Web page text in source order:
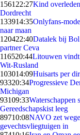
1561 22:27Kind
Dordrecht
133914:35Onlyfans-
naar maan
120422:40Datalek bij
partner Ceva
116520:44Litouwen vindt
Wit-Rusland
103014:09Huisarts per
93320:34Progressieve
Michigan
93109:33Waterschappen
Gereedschapskist leeg
89710:08NAVO zet
gevechtsvliegtuigen in